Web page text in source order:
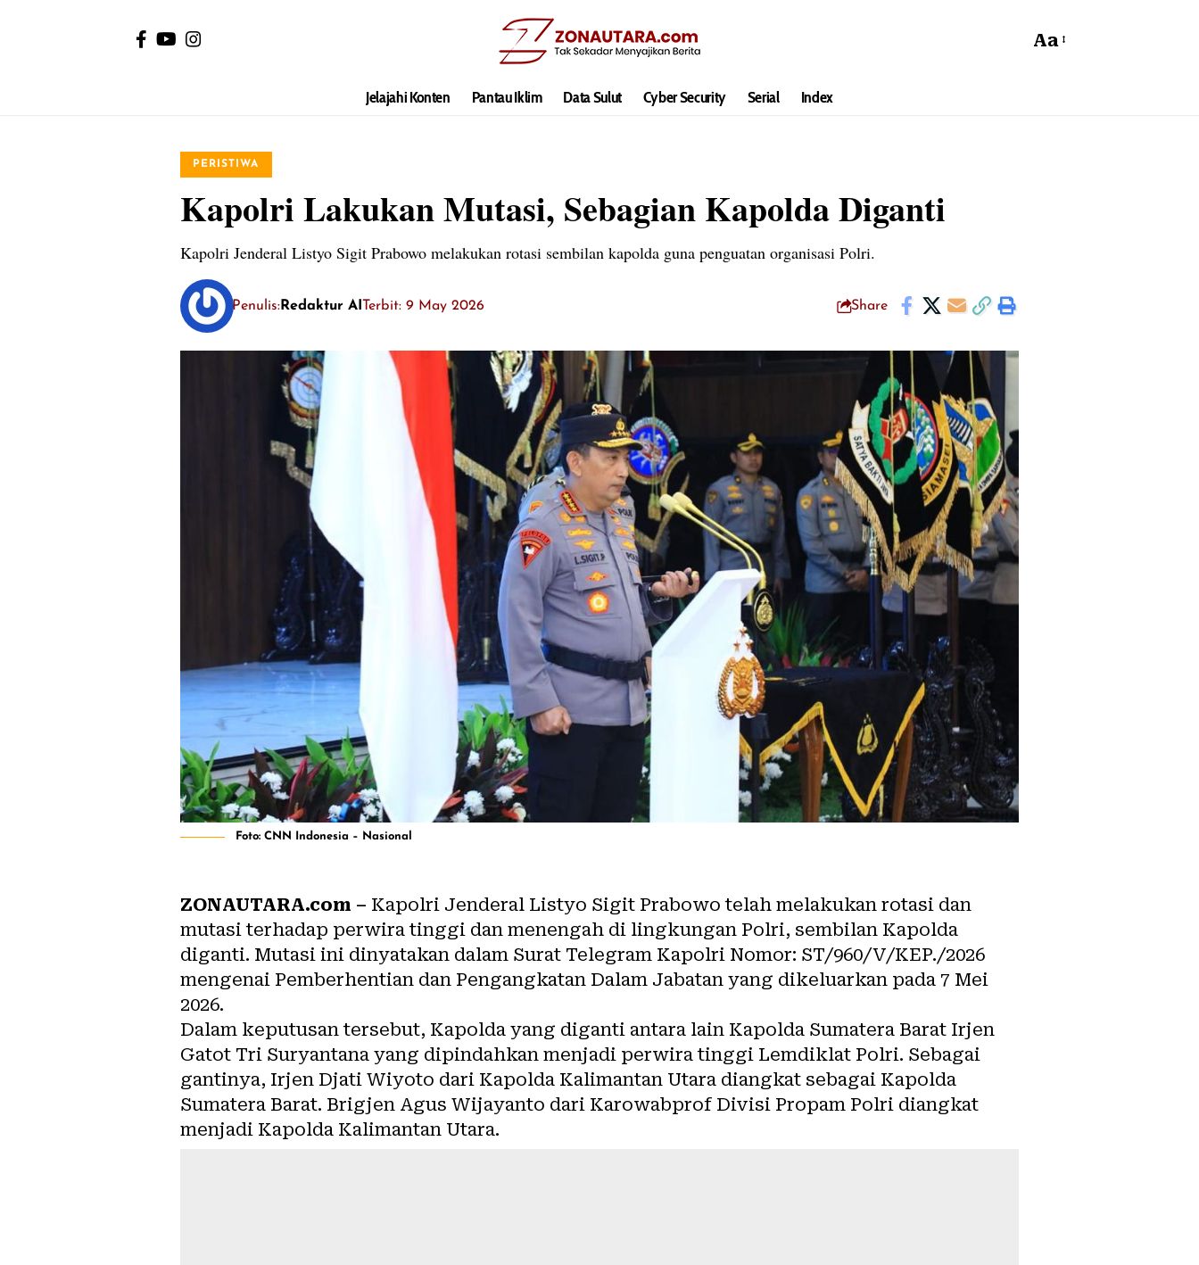
Aa
Jelajahi Konten Pantau Iklim Data Sulut Cyber Security Serial Index
PERISTIWA
Kapolri Lakukan Mutasi, Sebagian Kapolda Diganti
Kapolri Jenderal Listyo Sigit Prabowo melakukan rotasi sembilan kapolda guna penguatan organisasi Polri.
Penulis:Redaktur AI Terbit: 9 May 2026 Share
Foto: CNN Indonesia – Nasional
ZONAUTARA.com – Kapolri Jenderal Listyo Sigit Prabowo telah melakukan rotasi dan
mutasi terhadap perwira tinggi dan menengah di lingkungan Polri, sembilan Kapolda
diganti. Mutasi ini dinyatakan dalam Surat Telegram Kapolri Nomor: ST/960/V/KEP./2026
mengenai Pemberhentian dan Pengangkatan Dalam Jabatan yang dikeluarkan pada 7 Mei
2026.
Dalam keputusan tersebut, Kapolda yang diganti antara lain Kapolda Sumatera Barat Irjen
Gatot Tri Suryantana yang dipindahkan menjadi perwira tinggi Lemdiklat Polri. Sebagai
gantinya, Irjen Djati Wiyoto dari Kapolda Kalimantan Utara diangkat sebagai Kapolda
Sumatera Barat. Brigjen Agus Wijayanto dari Karowabprof Divisi Propam Polri diangkat
menjadi Kapolda Kalimantan Utara.